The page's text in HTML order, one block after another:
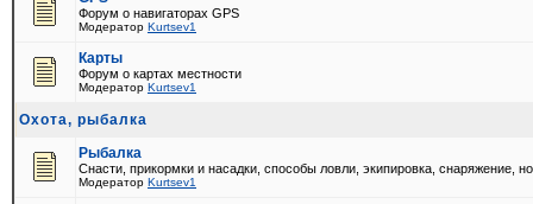
Форум о навигаторах GPS
Модератор Kurtsev1
Карты
Форум о картах местности
Модератор Kurtsev1
Охота, рыбалка
Рыбалка
Снасти, прикормки и насадки, способы ловли, экипировка, снаряжение,
Модератор Kurtsev1